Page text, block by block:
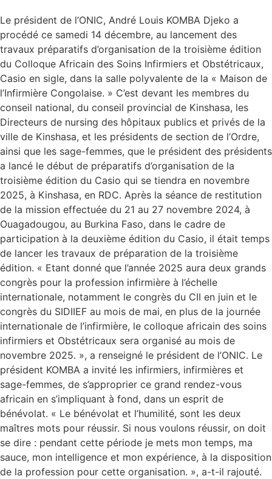
Le président de l’ONIC, André Louis KOMBA Djeko a
procédé ce samedi 14 décembre, au lancement des
travaux préparatifs d’organisation de la troisième édition
du Colloque Africain des Soins Infirmiers et Obstétricaux,
Casio en sigle, dans la salle polyvalente de la « Maison de
l’Infirmière Congolaise. » C’est devant les membres du
conseil national, du conseil provincial de Kinshasa, les
Directeurs de nursing des hôpitaux publics et privés de la
ville de Kinshasa, et les présidents de section de l’Ordre,
ainsi que les sage-femmes, que le président des présidents
a lancé le début de préparatifs d’organisation de la
troisième édition du Casio qui se tiendra en novembre
2025, à Kinshasa, en RDC. Après la séance de restitution
de la mission effectuée du 21 au 27 novembre 2024, à
Ouagadougou, au Burkina Faso, dans le cadre de
participation à la deuxième édition du Casio, il était temps
de lancer les travaux de préparation de la troisième
édition. « Etant donné que l’année 2025 aura deux grands
congrès pour la profession infirmière à l’échelle
internationale, notamment le congrès du CII en juin et le
congrès du SIDIIEF au mois de mai, en plus de la journée
internationale de l’infirmière, le colloque africain des soins
infirmiers et Obstétricaux sera organisé au mois de
novembre 2025. », a renseigné le président de l’ONIC. Le
président KOMBA a invité les infirmiers, infirmières et
sage-femmes, de s’approprier ce grand rendez-vous
africain en s’impliquant à fond, dans un esprit de
bénévolat. « Le bénévolat et l’humilité, sont les deux
maîtres mots pour réussir. Si nous voulons réussir, on doit
se dire : pendant cette période je mets mon temps, ma
sauce, mon intelligence et mon expérience, à la disposition
de la profession pour cette organisation. », a-t-il rajouté.